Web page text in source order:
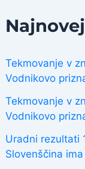
Tekmovanje v
Vodnikovo
Tekmovanje v
Vodnikovo
Uradni rezultati
Slovenščina